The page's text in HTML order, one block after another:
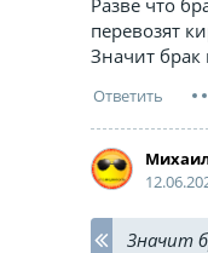
перевозят
Значит брак
Значит